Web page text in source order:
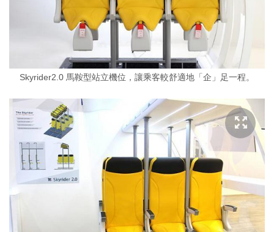
Skyrider2.0 馬鞍型站立機位，讓乘客較舒適地「企」足一程。